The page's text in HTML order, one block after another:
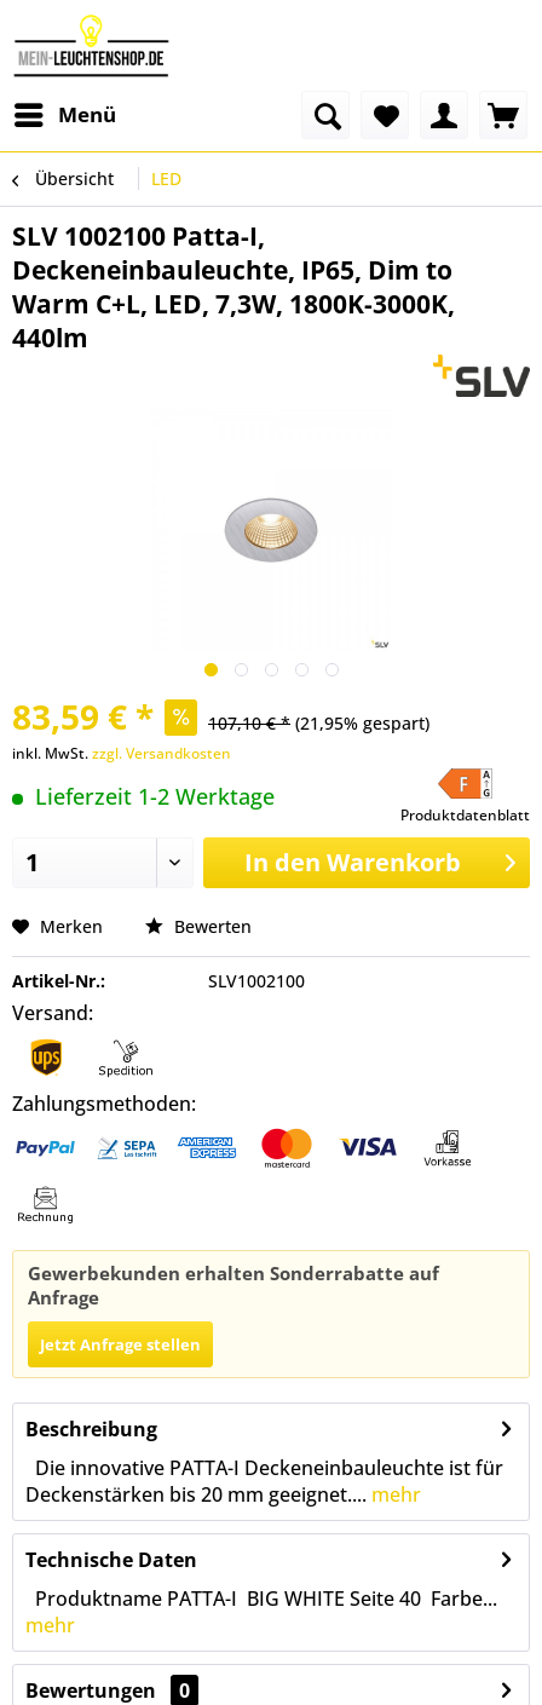
Menü
Übersicht LED
SLV 1002100 Patta-I,
Deckeneinbauleuchte, IP65, Dim to
Warm C+L, LED, 7,3W, 1800K-3000K,
440lm
83,59 € * 107,10 € * (21,95% gespart)
inkl. MwSt.zzgl. Versandkosten
Lieferzeit 1-2 Werktage
Produktdatenblatt
In den Warenkorb
Merken Bewerten
Artikel-Nr.: SLV1002100
Versand:
Zahlungsmethoden:
Gewerbekunden erhalten Sonderrabatte auf
Anfrage
Jetzt Anfrage stellen
Beschreibung
Die innovative PATTA-I Deckeneinbauleuchte ist für
Deckenstärken bis 20 mm geeignet.... mehr
Technische Daten
Produktname PATTA-I BIG WHITE Seite 40 Farbe...
mehr
Bewertungen
0